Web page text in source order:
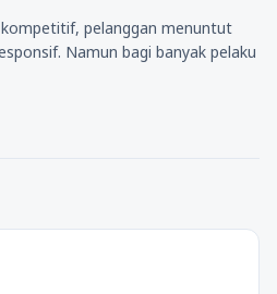
pelanggan menuntut
Namun bagi banyak pelaku